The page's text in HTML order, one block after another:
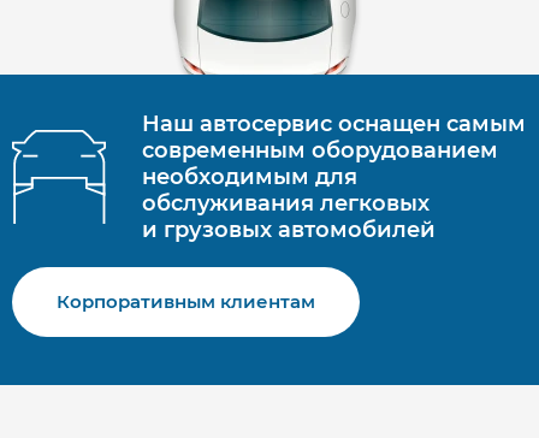
Наш автосервис оснащен самым
современным оборудованием
необходимым для
обслуживания легковых
и грузовых автомобилей
Корпоративным клиентам